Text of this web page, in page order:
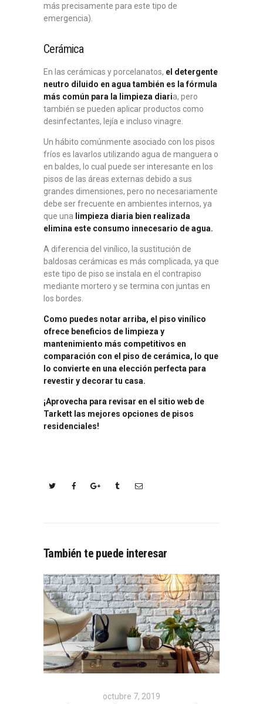
más precisamente para este tipo de
emergencia).
Cerámica
En las cerámicas y porcelanatos, el detergente
neutro diluido en agua también es la fórmula
más común para la limpieza diaria, pero
también se pueden aplicar productos como
desinfectantes, lejía e incluso vinagre.
Un hábito comúnmente asociado con los pisos
fríos es lavarlos utilizando agua de manguera o
en baldes, lo cual puede ser interesante en los
pisos de las áreas externas debido a sus
grandes dimensiones, pero no necesariamente
debe ser frecuente en ambientes internos, ya
que una limpieza diaria bien realizada
elimina este consumo innecesario de agua.
A diferencia del vinílico, la sustitución de
baldosas cerámicas es más complicada, ya que
este tipo de piso se instala en el contrapiso
mediante mortero y se termina con juntas en
los bordes.
Como puedes notar arriba, el piso vinílico
ofrece beneficios de limpieza y
mantenimiento más competitivos en
comparación con el piso de cerámica, lo que
lo convierte en una elección perfecta para
revestir y decorar tu casa.
¡Aprovecha para revisar en el sitio web de
Tarkett las mejores opciones de pisos
residenciales!
También te puede interesar
octubre 7, 2019